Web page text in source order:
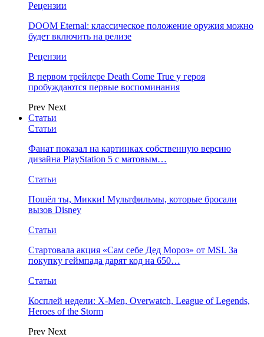
Рецензии
DOOM Eternal: классическое положение оружия можно
будет включить на релизе
Рецензии
В первом трейлере Death Come True у героя
пробуждаются первые воспоминания
Prev Next
Статьи
Статьи
Фанат показал на картинках собственную версию
дизайна PlayStation 5 с матовым…
Статьи
Пошёл ты, Микки! Мультфильмы, которые бросали
вызов Disney
Статьи
Стартовала акция «Сам себе Дед Мороз» от MSI. За
покупку геймпада дарят код на 650…
Статьи
Косплей недели: X-Men, Overwatch, League of Legends,
Heroes of the Storm
Prev Next